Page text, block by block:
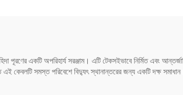
একটি অপরিহার্য সরঞ্জাম। এটি টেকসইভাবে নির্মিত এবং
কেবলটি সমস্ত পরিবেশে বিদ্যুৎ স্থানান্তরের জন্য একটি দক্ষ